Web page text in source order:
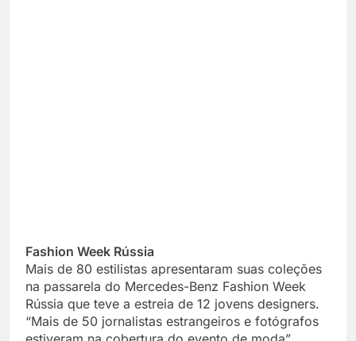
Fashion Week Rússia
Mais de 80 estilistas apresentaram suas coleções
na passarela do Mercedes-Benz Fashion Week
Rússia que teve a estreia de 12 jovens designers.
“Mais de 50 jornalistas estrangeiros e fotógrafos